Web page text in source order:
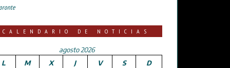
CALENDARIO DE NOTICIAS
agosto 2026
L
M X J V S D